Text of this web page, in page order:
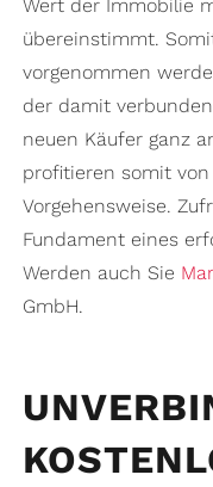
Wert der Immobilie
übereinstimmt.
vorgenommen
der damit
neuen Käufer ganz
profitieren somit
Vorgehensweise.
Fundament eines
Werden auch Sie
GmbH.